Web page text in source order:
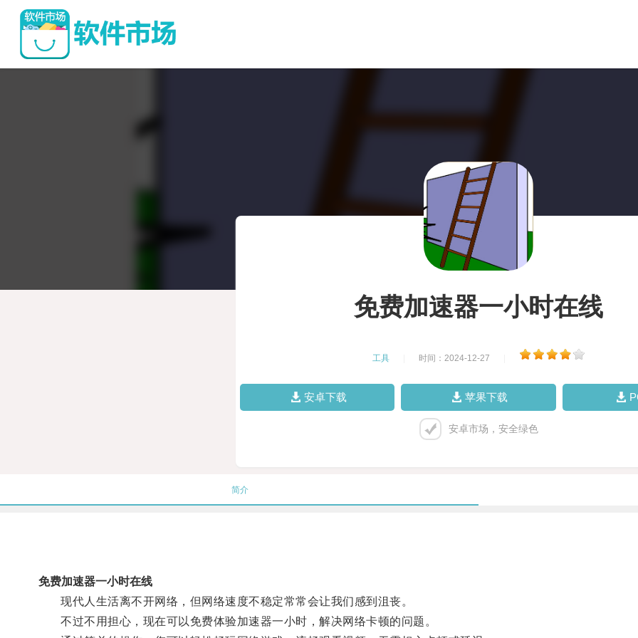
免费加速器一小时在线
工具 时间：2024-12-27
安卓下载 苹果下载
安卓市场，安全绿色
简介
免费加速器一小时在线
现代人生活离不开网络，但网络速度不稳定常常会让我们感到沮丧。
不过不用担心，现在可以免费体验加速器一小时，解决网络卡顿的问题。